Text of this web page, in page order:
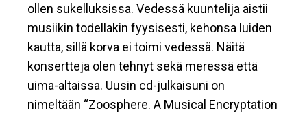
ollen sukelluksissa. Vedessä kuuntelija aistii
musiikin todellakin fyysisesti, kehonsa luiden
kautta, sillä korva ei toimi vedessä. Näitä
konsertteja olen tehnyt sekä meressä että
uima-altaissa. Uusin cd-julkaisuni on
nimeltään “Zoosphere. A Musical Encryptation